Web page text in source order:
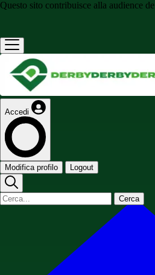
Questo sito contribuisce alla audience de
Accedi
Modifica profilo Logout
Cerca